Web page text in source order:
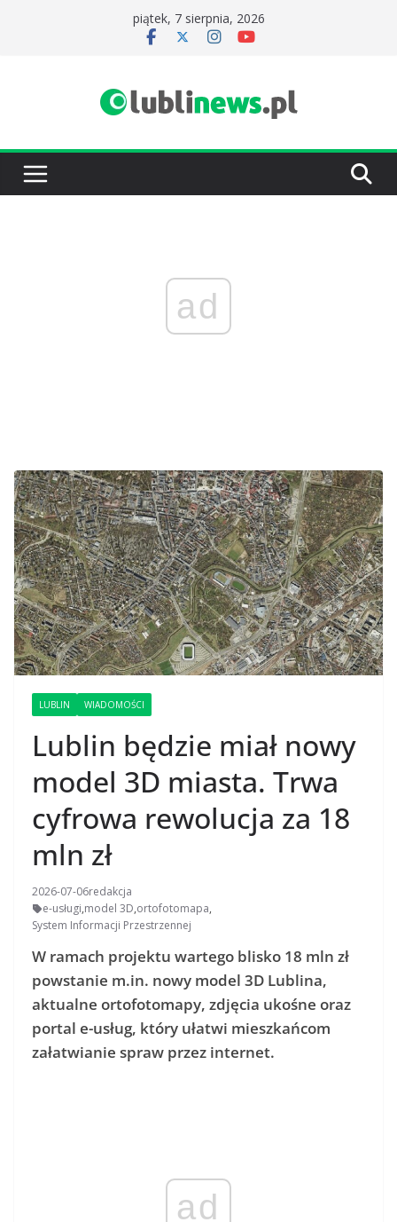
piątek, 7 sierpnia, 2026
ad
LUBLIN WIADOMOŚCI
Lublin będzie miał nowy
model 3D miasta. Trwa
cyfrowa rewolucja za 18
mln zł
2026-07-06redakcja
e-usługi,model 3D,ortofotomapa,
System Informacji Przestrzennej
W ramach projektu wartego blisko 18 mln zł
powstanie m.in. nowy model 3D Lublina,
aktualne ortofotomapy, zdjęcia ukośne oraz
portal e-usług, który ułatwi mieszkańcom
załatwianie spraw przez internet.
ad